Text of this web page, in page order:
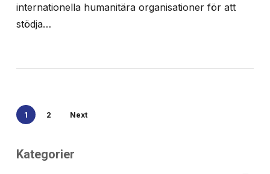
internationella humanitära organisationer för att
stödja…
1 2 Next
Kategorier